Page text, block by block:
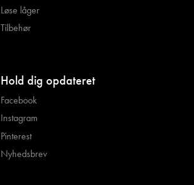
Løse låger
Tilbehør
Hold dig opdateret
Facebook
Instagram
Pinterest
Nyhedsbrev